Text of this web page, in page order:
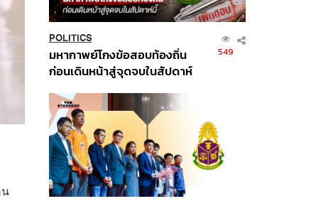
POLITICS
มหากาพย์โกงข้อสอบท้องถิ่น
ก่อนเดินหน้าสู่จุดจบในสัปดาห์
549